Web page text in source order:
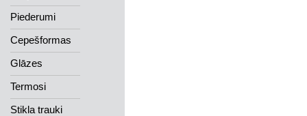
Piederumi
Cepešformas
Glāzes
Termosi
Stikla trauki